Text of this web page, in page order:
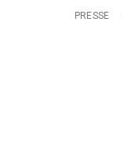
PRESSE